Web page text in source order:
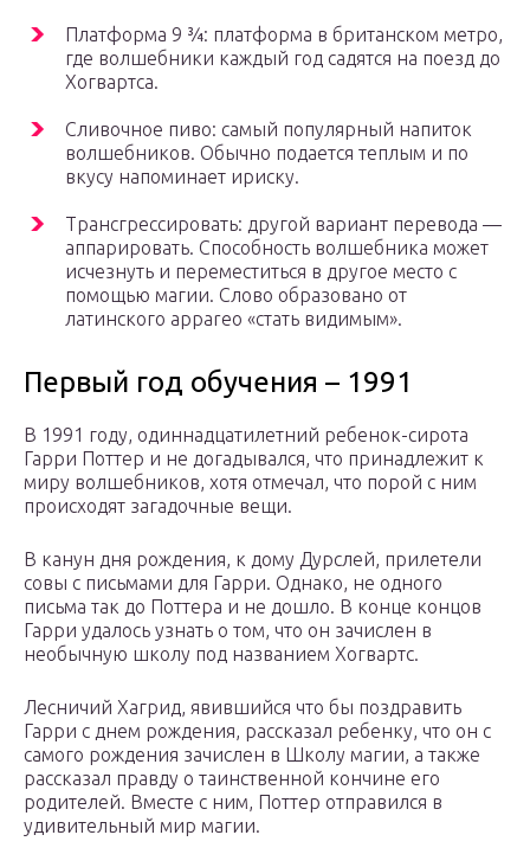
Платформа 9 ¾: платформа в британском метро,
где волшебники каждый год садятся на поезд до
Хогвартса.
Сливочное пиво: самый популярный напиток
волшебников. Обычно подается теплым и по
вкусу напоминает ириску.
Трансгрессировать: другой вариант перевода —
аппарировать. Способность волшебника может
исчезнуть и переместиться в другое место с
помощью магии. Слово образовано от
латинского appareo «стать видимым».
Первый год обучения – 1991
В 1991 году, одиннадцатилетний ребенок-сирота
Гарри Поттер и не догадывался, что принадлежит к
миру волшебников, хотя отмечал, что порой с ним
происходят загадочные вещи.
В канун дня рождения, к дому Дурслей, прилетели
совы с письмами для Гарри. Однако, не одного
письма так до Поттера и не дошло. В конце концов
Гарри удалось узнать о том, что он зачислен в
необычную школу под названием Хогвартс.
Лесничий Хагрид, явившийся что бы поздравить
Гарри с днем рождения, рассказал ребенку, что он с
самого рождения зачислен в Школу магии, а также
рассказал правду о таинственной кончине его
родителей. Вместе с ним, Поттер отправился в
удивительный мир магии.